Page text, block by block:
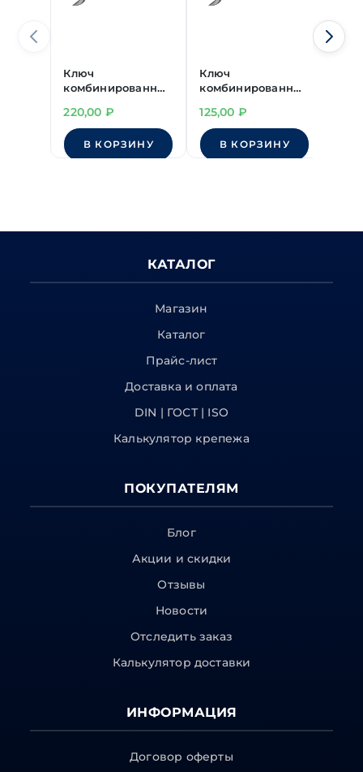
Ключ
комбинированный
220,00 ₽
В КОРЗИНУ
Ключ
комбинированный
125,00 ₽
В КОРЗИНУ
КАТАЛОГ
Магазин
Каталог
Прайс-лист
Доставка и оплата
DIN | ГОСТ | ISO
Калькулятор крепежа
ПОКУПАТЕЛЯМ
Блог
Акции и скидки
Отзывы
Новости
Отследить заказ
Калькулятор доставки
ИНФОРМАЦИЯ
Договор оферты